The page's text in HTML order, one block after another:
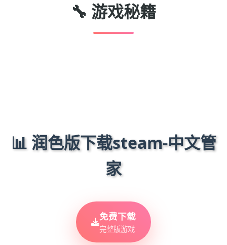
🔧 游戏秘籍
📊 润色版下载steam-中文管
家
免费下载
完整版游戏